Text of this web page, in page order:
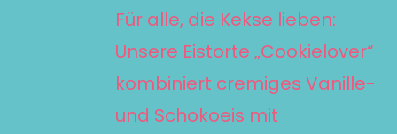
VARIANTEN
bis
70,00 €
Für alle, die Kekse lieben:
Unsere Eistorte „Cookielover“
kombiniert cremiges Vanille-
und Schokoeis mit